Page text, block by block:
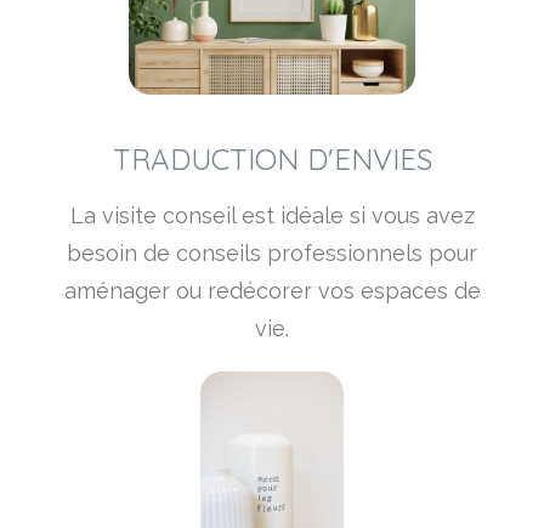
TRADUCTION D'ENVIES
La visite conseil est idéale si vous avez
besoin de conseils professionnels pour
aménager ou redécorer vos espaces de
vie.